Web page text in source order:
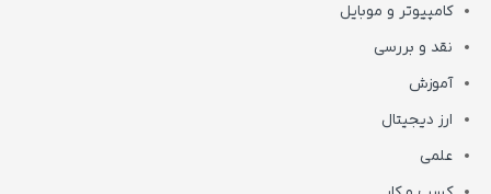
کامپیوتر و موبایل
نقد و بررسی
آموزش
ارز دیجیتال
علمی